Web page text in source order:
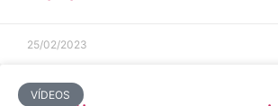
25/02/2023
VÍDEOS